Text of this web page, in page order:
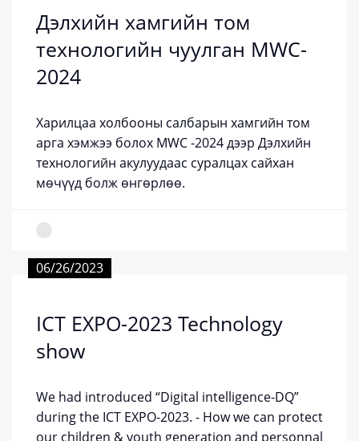
Дэлхийн хамгийн том
технологийн чуулган МWC-
2024
Харилцаа холбооны салбарын хамгийн том
арга хэмжээ болох MWC -2024 дээр Дэлхийн
технологийн акулуудаас суралцах сайхан
мөчүүд болж өнгөрлөө.
06/26/2023
ICT EXPO-2023 Technology
show
We had introduced “Digital intelligence-DQ”
during the ICT EXPO-2023. - How we can protect
our children & youth generation and personnal